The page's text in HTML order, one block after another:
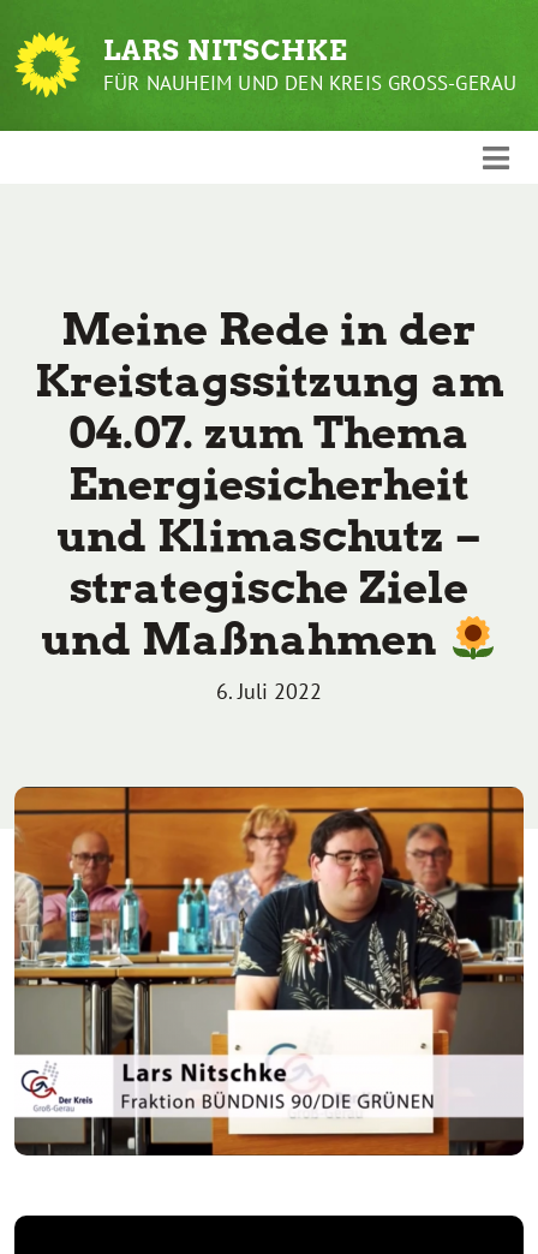
zum
Inhalt
LARS NITSCHKE
FÜR NAUHEIM UND DEN KREIS GROSS-GERAU
Meine Rede in der
Kreistagssitzung am
04.07. zum Thema
Energiesicherheit
und Klimaschutz –
strategische Ziele
und Maßnahmen
6. Juli 2022